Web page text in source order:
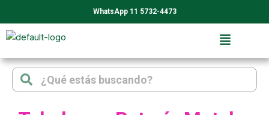
al
contenido
WhatsApp 11 5732-4473
Search Search